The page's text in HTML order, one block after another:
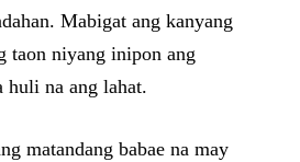
Mabigat ang kanyang
taon niyang inipon ang
huli na ang lahat.
matandang babae na may